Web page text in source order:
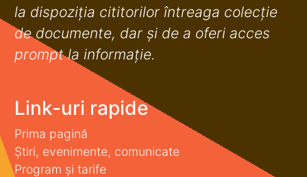
la dispoziţia cititorilor întreaga colecţie
de documente, dar şi de a oferi acces
prompt la informaţie.
Link-uri rapide
Prima pagină
Știri, evenimente, comunicate
Program și tarife